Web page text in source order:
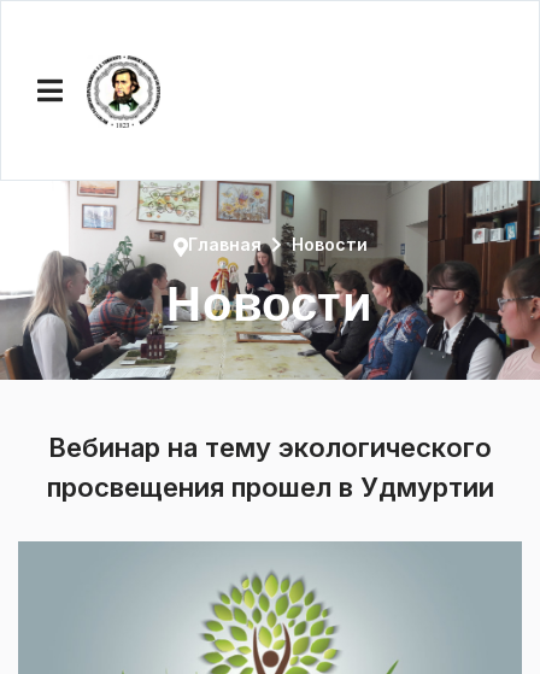
Новости
Главная Новости
Вебинар на тему экологического
просвещения прошел в Удмуртии